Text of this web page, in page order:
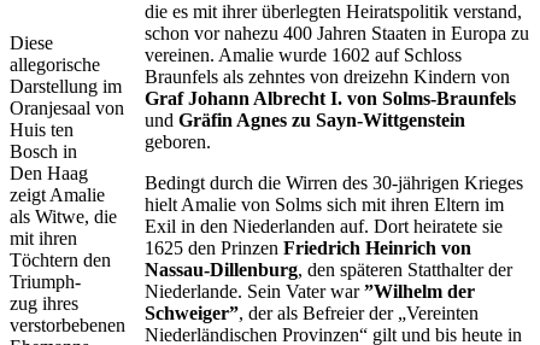
Diese
allegorische
Darstellung im
Oranjesaal von
Huis ten
Bosch in
Den Haag
zeigt Amalie
als Witwe, die
mit ihren
Töchtern den
Triumph-
zug ihres
verstorbebenen
die es mit ihrer überlegten Heiratspolitik verstand,
schon vor nahezu 400 Jahren Staaten in Europa zu
vereinen. Amalie wurde 1602 auf Schloss
Braunfels als zehntes von dreizehn Kindern von
Graf Johann Albrecht I. von Solms-Braunfels
und Gräfin Agnes zu Sayn-Wittgenstein
geboren.
Bedingt durch die Wirren des 30-jährigen Krieges
hielt Amalie von Solms sich mit ihren Eltern im
Exil in den Niederlanden auf. Dort heiratete sie
1625 den Prinzen Friedrich Heinrich von
Nassau-Dillenburg, den späteren Statthalter der
Niederlande. Sein Vater war”Wilhelm der
Schweiger”, der als Befreier der „Vereinten
Niederländischen Provinzen“ gilt und bis heute in